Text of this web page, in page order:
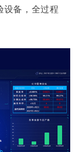
设备，全过程